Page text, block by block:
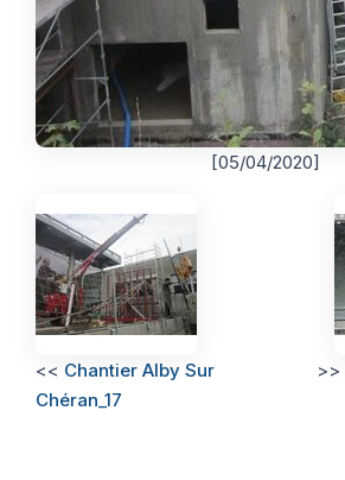
[05/04/2020]
<< Chantier Alby Sur
Chéran_17
>>